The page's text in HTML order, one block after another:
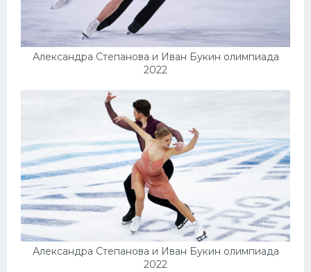
Александра Степанова и Иван Букин олимпиада
2022
Александра Степанова и Иван Букин олимпиада
2022